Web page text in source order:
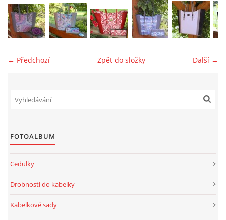
jk-laguna@seznam.cz
© 2025 eStránky.cz
← Předchozí Další →
Zpět do složky
FOTOALBUM
Cedulky
Drobnosti do kabelky
Kabelkové sady